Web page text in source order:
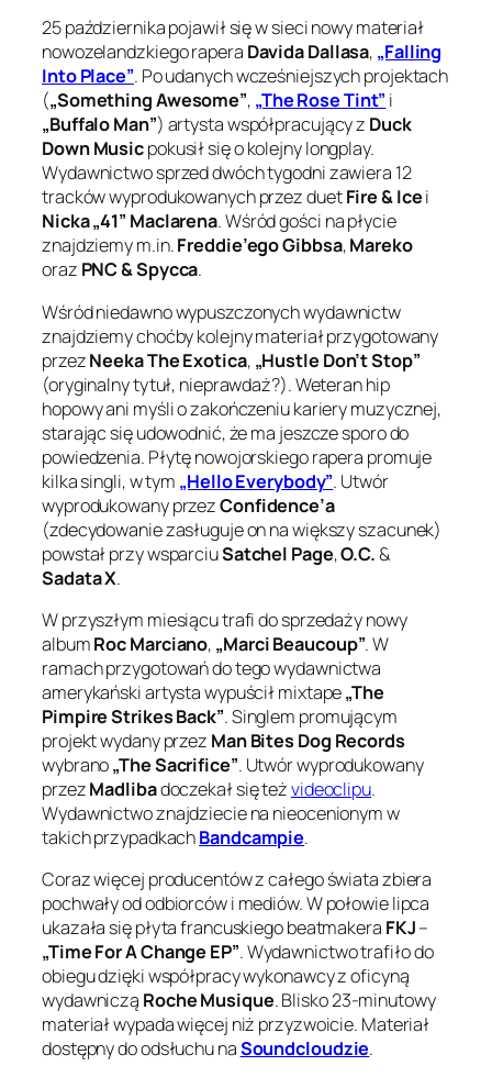
25 października pojawił się w sieci nowy materiał
nowozelandzkiego rapera Davida Dallasa, „Falling
Into Place”. Po udanych wcześniejszych projektach
(„Something Awesome”, „The Rose Tint” i
„Buffalo Man”) artysta współpracujący z Duck
Down Musicpokusił się o kolejny longplay.
Wydawnictwo sprzed dwóch tygodni zawiera 12
tracków wyprodukowanych przez duetFire & Icei
Nicka „41” Maclarena. Wśród gości na płycie
znajdziemy m.in.Freddie’ego Gibbsa,Mareko
oraz PNC & Spycca.
Wśród niedawno wypuszczonych wydawnictw
znajdziemy choćby kolejny materiał przygotowany
przezNeeka The Exotica, „Hustle Don’t Stop”
(oryginalny tytuł, nieprawdaż?). Weteran hip
hopowy ani myśli o zakończeniu kariery muzycznej,
starając się udowodnić, że ma jeszcze sporo do
powiedzenia. Płytę nowojorskiego rapera promuje
kilka singli, w tym „Hello Everybody”. Utwór
wyprodukowany przezConfidence’a
(zdecydowanie zasługuje on na większy szacunek)
powstał przy wsparciuSatchel Page,O.C.&
Sadata X.
W przyszłym miesiącu trafi do sprzedaży nowy
albumRoc Marciano, „Marci Beaucoup”. W
ramach przygotowań do tego wydawnictwa
amerykański artysta wypuścił mixtape„The
Pimpire Strikes Back”. Singlem promującym
projekt wydany przez Man Bites Dog Records
wybrano„The Sacrifice”. Utwór wyprodukowany
przezMadlibadoczekał się teżvideoclipu.
Wydawnictwo znajdziecie na nieocenionym w
takich przypadkachBandcampie.
Coraz więcej producentów z całego świata zbiera
pochwały od odbiorców i mediów. W połowie lipca
ukazała się płyta francuskiego beatmakera FKJ–
„Time For A Change EP”. Wydawnictwo trafiło do
obiegu dzięki współpracy wykonawcy z oficyną
wydawniczą Roche Musique. Blisko 23-minutowy
materiał wypada więcej niż przyzwoicie. Materiał
dostępny do odsłuchu naSoundcloudzie.